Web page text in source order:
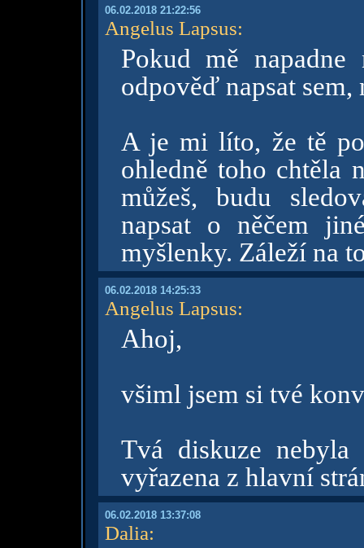
06.02.2018 21:22:56
Angelus Lapsus:
Pokud mě
odpověď napsat
A je mi líto, že tě
ohledně toho chtěla
můžeš, budu
napsat o něčem
myšlenky. Záleží na
06.02.2018 14:25:33
Angelus Lapsus:
Ahoj,
všiml jsem si tvé
Tvá diskuze nebyla
vyřazena z hlavní
06.02.2018 13:37:08
Dalia: